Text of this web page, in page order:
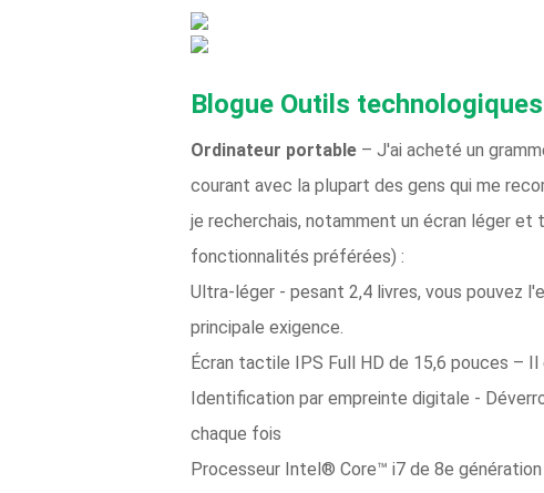
Blogue Outils technologiques
Ordinateur portable – J'ai acheté un
courant avec la plupart des gens qui me
je recherchais, notamment un écran léger
fonctionnalités préférées) :
Ultra-léger - pesant 2,4 livres, vous pouvez
principale exigence.
Écran tactile IPS Full HD de 15,6 pouces –
Identification par empreinte digitale -
chaque fois
Processeur Intel® Core™ i7 de 8e génération